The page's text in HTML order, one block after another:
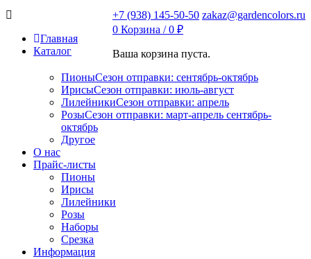
+7 (938) 145-50-50 zakaz@gardencolors.ru
0 Корзина /0 ₽
Ваша корзина пуста.
Главная
Каталог
ПионыСезон отправки: сентябрь-октябрь
ИрисыСезон отправки: июль-август
ЛилейникиСезон отправки: апрель
РозыСезон отправки: март-апрель сентябрь-
октябрь
Другое
О нас
Прайс-листы
Пионы
Ирисы
Лилейники
Розы
Наборы
Срезка
Информация